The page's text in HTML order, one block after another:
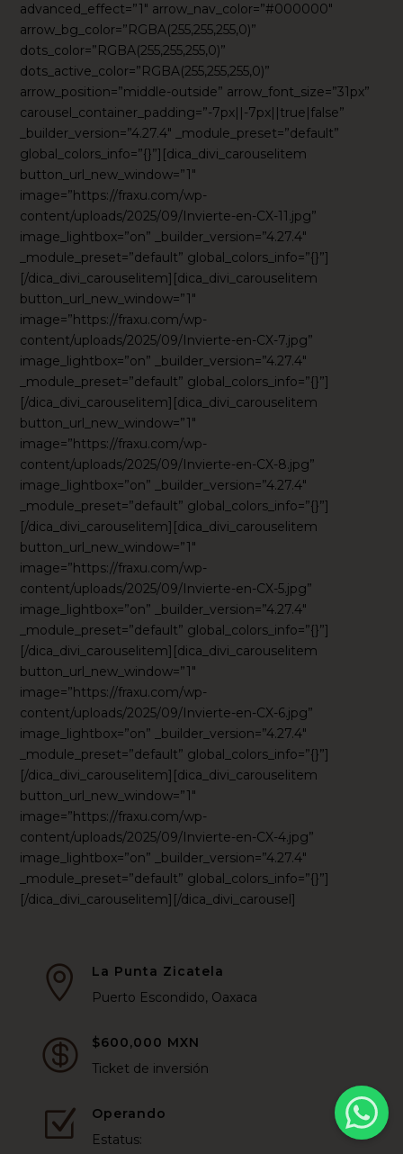
advanced_effect=”1″ arrow_nav_color=”#000000″
arrow_bg_color=”RGBA(255,255,255,0)”
dots_color=”RGBA(255,255,255,0)”
dots_active_color=”RGBA(255,255,255,0)”
arrow_position=”middle-outside” arrow_font_size=”31px”
carousel_container_padding=”-7px||-7px||true|false”
_builder_version=”4.27.4″ _module_preset=”default”
global_colors_info=”{}”][dica_divi_carouselitem
button_url_new_window=”1″
image=”https://fraxu.com/wp-
content/uploads/2025/09/Invierte-en-CX-11.jpg”
image_lightbox=”on” _builder_version=”4.27.4″
_module_preset=”default” global_colors_info=”{}”]
[/dica_divi_carouselitem][dica_divi_carouselitem
button_url_new_window=”1″
image=”https://fraxu.com/wp-
content/uploads/2025/09/Invierte-en-CX-7.jpg”
image_lightbox=”on” _builder_version=”4.27.4″
_module_preset=”default” global_colors_info=”{}”]
[/dica_divi_carouselitem][dica_divi_carouselitem
button_url_new_window=”1″
image=”https://fraxu.com/wp-
content/uploads/2025/09/Invierte-en-CX-8.jpg”
image_lightbox=”on” _builder_version=”4.27.4″
_module_preset=”default” global_colors_info=”{}”]
[/dica_divi_carouselitem][dica_divi_carouselitem
button_url_new_window=”1″
image=”https://fraxu.com/wp-
content/uploads/2025/09/Invierte-en-CX-5.jpg”
image_lightbox=”on” _builder_version=”4.27.4″
_module_preset=”default” global_colors_info=”{}”]
[/dica_divi_carouselitem][dica_divi_carouselitem
button_url_new_window=”1″
image=”https://fraxu.com/wp-
content/uploads/2025/09/Invierte-en-CX-6.jpg”
image_lightbox=”on” _builder_version=”4.27.4″
_module_preset=”default” global_colors_info=”{}”]
[/dica_divi_carouselitem][dica_divi_carouselitem
button_url_new_window=”1″
image=”https://fraxu.com/wp-
content/uploads/2025/09/Invierte-en-CX-4.jpg”
image_lightbox=”on” _builder_version=”4.27.4″
_module_preset=”default” global_colors_info=”{}”]
[/dica_divi_carouselitem][/dica_divi_carousel]

La Punta Zicatela
Puerto Escondido, Oaxaca

$600,000 MXN
Ticket de inversión
Z
Operando
Estatus: